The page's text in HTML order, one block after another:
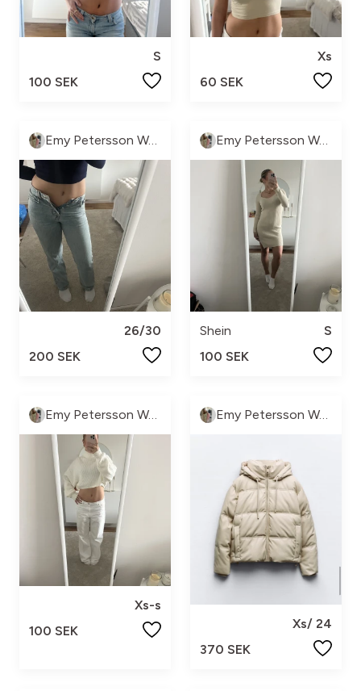
S
100 SEK
Xs
60 SEK
Emy Petersson Wennborg
26/30
200 SEK
Emy Petersson Wennborg
Shein
S
100 SEK
Emy Petersson Wennborg
Xs-s
100 SEK
Emy Petersson Wennborg
Xs/ 24
370 SEK